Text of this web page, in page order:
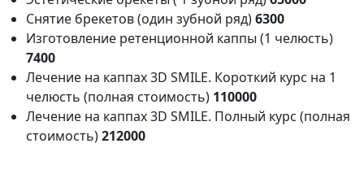
Снятие брекетов (один зубной ряд)6300
Изготовление ретенционной каппы (1 челюсть)
7400
Лечение на каппах 3D SMILE. Короткий курс на 1
челюсть (полная стоимость) 110000
Лечение на каппах 3D SMILE. Полный курс (полная
стоимость)212000